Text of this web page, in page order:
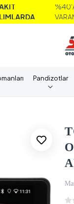
VARAN
Pandizotlar